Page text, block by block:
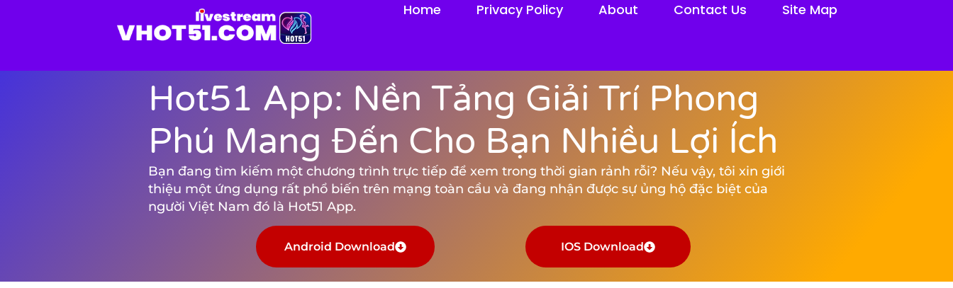
Home Privacy Policy About Contact Us Site Map
Hot51 App: Nền Tảng Giải Trí Phong
Phú Mang Đến Cho Bạn Nhiều Lợi Ích
Bạn đang tìm kiếm một chương trình trực tiếp để xem trong thời gian rảnh rỗi? Nếu vậy, tôi xin giới
thiệu một ứng dụng rất phổ biến trên mạng toàn cầu và đang nhận được sự ủng hộ đặc biệt của
người Việt Nam đó là Hot51 App.
Android Download IOS Download